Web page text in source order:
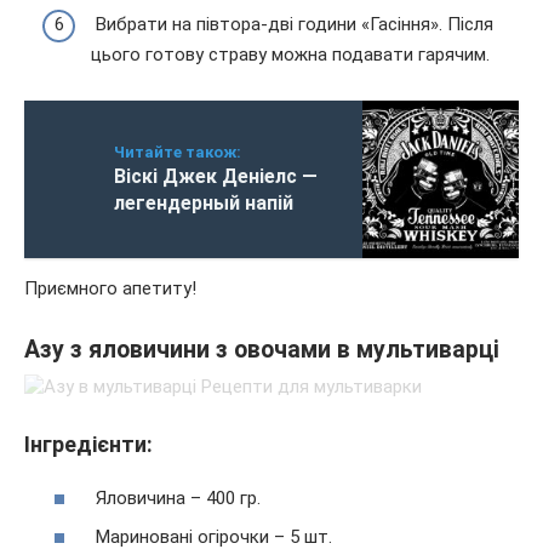
Вибрати на півтора-дві години «Гасіння». Після
цього готову страву можна подавати гарячим.
Читайте також:
Віскі Джек Деніелс —
легендерный напій
Приємного апетиту!
Азу з яловичини з овочами в мультиварці
Інгредієнти:
Яловичина – 400 гр.
Мариновані огірочки – 5 шт.